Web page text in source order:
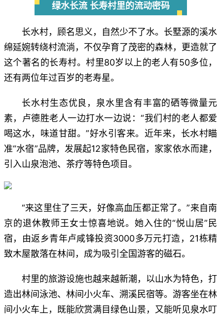
绿水长流 长寿村里的流动密码
长水村，顾名思义，自然少不了水。长墅源的溪水
绵延婉转绕村流淌，不仅孕育了茂密的森林，更造就了
这个著名的长寿村。村里80岁以上的老人有50多位，
还有两位年过百岁的老寿星。
长水村生态优良，泉水里含有丰富的硒等微量元
素，卢德胜老人一边打水一边说：“我们村的老人都爱
喝这水，味道甘甜。”好水引客来。近年来，长水村瞄
准“水宿”品牌，发展起12家特色民宿，家家依水而建，
引入山泉泡池、茶疗等特色项目。
“来这里住了三天，好像高血压都正常了。”来自南
京的退休教师王女士惊喜地说。她入住的“悦山居”民
宿，由返乡青年卢咸锋投资3000多万元打造，21栋精
致木屋散落在林间，成为吸引全国游客的磁石。
村里的旅游设施也越来越新潮，以山水为特色，打
造出林间泳池、林间小火车、溯溪民宿等。游客坐在林
间小火车上，既能欣赏满目绿色山景，又能听见泉水叮